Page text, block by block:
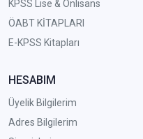
KPSS Lise & Önlisans
ÖABT KİTAPLARI
E-KPSS Kitapları
HESABIM
Üyelik Bilgilerim
Adres Bilgilerim